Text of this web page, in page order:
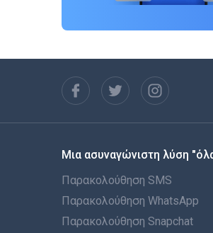
Μια ασυναγώνιστη λύση
Παρακολούθηση SMS
Παρακολούθηση WhatsApp
Παρακολούθηση Snapchat